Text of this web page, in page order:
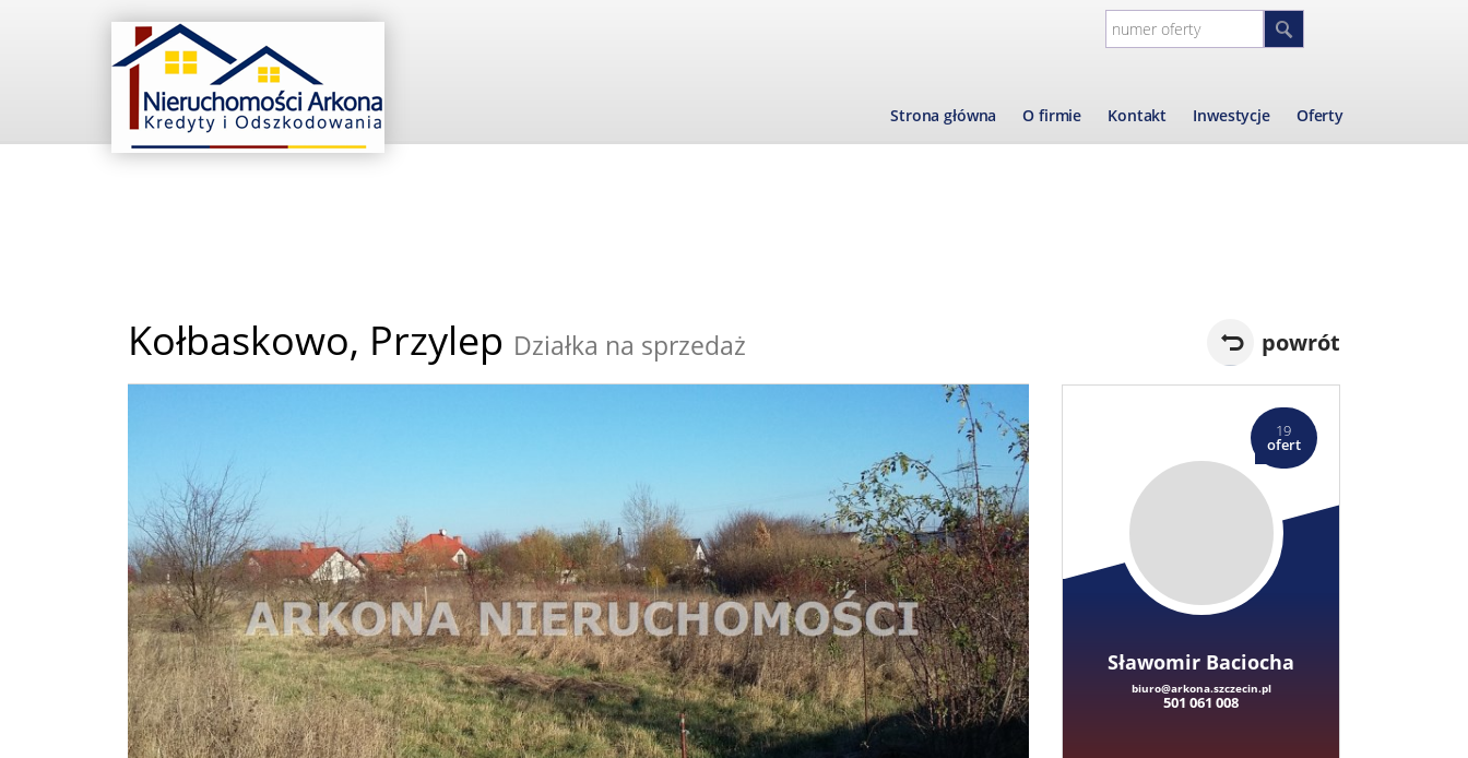
Strona główna O firmie Kontakt Inwestycje Oferty
Kołbaskowo, Przylep Działka na sprzedaż powrót
19
ofert
Sławomir Baciocha
biuro@arkona.szczecin.pl
501 061 008